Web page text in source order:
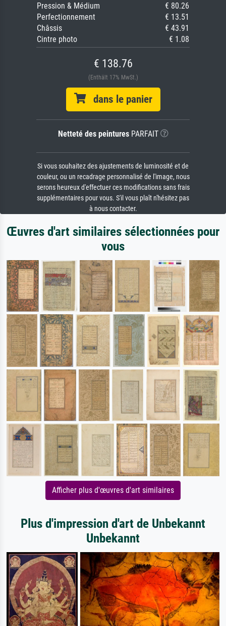
Pression & Médium
€ 80.26
Perfectionnement
€ 13.51
Châssis
€ 43.91
Cintre photo
€ 1.08
€ 138.76
(Enthält 17% MwSt.)
dans le panier
Netteté des peinturesPARFAIT
Si vous souhaitez des ajustements de luminosité et de
couleur, ou un recadrage personnalisé de l'image, nous
serons heureux d'effectuer ces modifications sans frais
supplémentaires pour vous. S'il vous plaît n'hésitez pas
à nous contacter.
Œuvres d'art similaires sélectionnées pour
vous
Afficher plus d'œuvres d'art similaires
Plus d'impression d'art de Unbekannt
Unbekannt